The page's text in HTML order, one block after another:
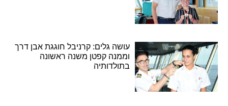
עושה גלים: קרניבל חוגגת אבן דרך
וממנה קפטן משנה ראשונה
בתולדותיה